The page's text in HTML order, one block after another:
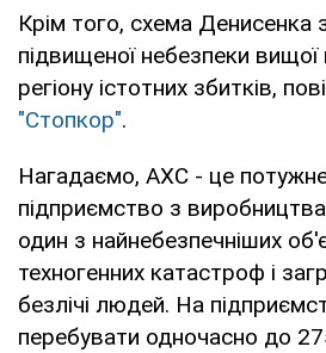
Крім того, схема Денисенка
підвищеної небезпеки вищої
регіону істотних збитків,
"Стопкор".
Нагадаємо, АХС - це потужне
підприємство з
один з найнебезпечніших
техногенних катастроф і
безлічі людей. На
перебувати одночасно до